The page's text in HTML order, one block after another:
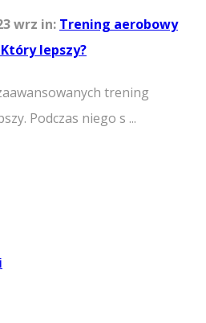
wrz in: Trening aerobowy
lepszy?
trening
Podczas niego s ...